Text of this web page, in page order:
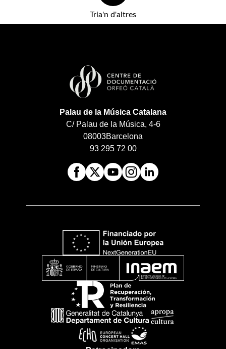
Tria'n d'altres
Palau de la Música Catalana
C/ Palau de la Música, 4-6
08003Barcelona
93 295 72 00